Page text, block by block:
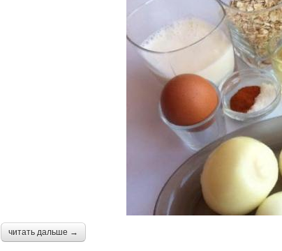
читать дальше →